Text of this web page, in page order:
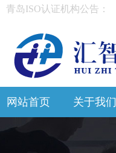
青岛ISO认证机构公告：
网站首页 关于我们